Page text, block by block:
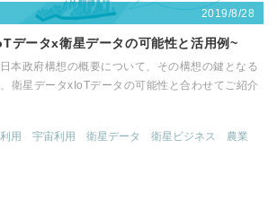
2019/8/28
データx衛星データの可能性と活用例~
本政府構想の概要について、その構想の鍵となる
衛星データxIoTデータの可能性と合わせてご紹介
用 宇宙利用 衛星データ 衛星ビジネス
農業